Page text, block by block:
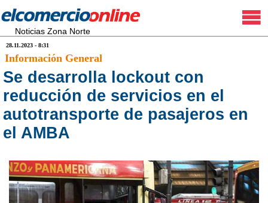
Noticias Zona Norte
28.11.2023 - 8:31
Información General
Se desarrolla lockout con
reducción de servicios en el
autotransporte de pasajeros en
el AMBA